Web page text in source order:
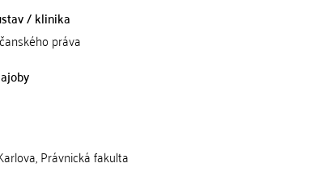
/ klinika
práva
Právnická fakulta